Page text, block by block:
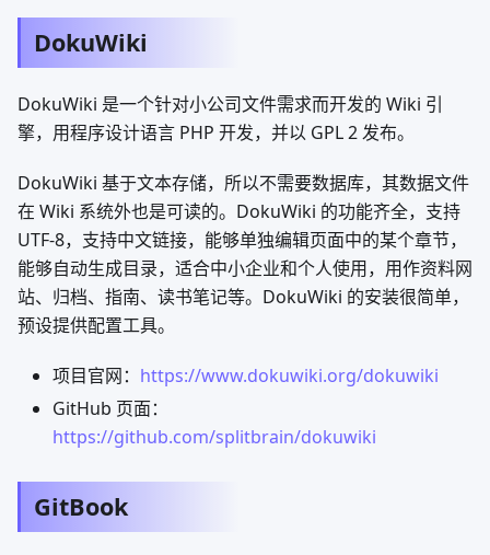
DokuWiki
DokuWiki 是一个针对小公司文件需求而开发的 Wiki 引
擎，用程序设计语言 PHP 开发，并以 GPL 2 发布。
DokuWiki 基于文本存储，所以不需要数据库，其数据文件
在 Wiki 系统外也是可读的。DokuWiki 的功能齐全，支持
UTF-8，支持中文链接，能够单独编辑页面中的某个章节，
能够自动生成目录，适合中小企业和个人使用，用作资料网
站、归档、指南、读书笔记等。DokuWiki 的安装很简单，
预设提供配置工具。
项目官网： https://www.dokuwiki.org/dokuwiki
GitHub 页面：
https://github.com/splitbrain/dokuwiki
GitBook